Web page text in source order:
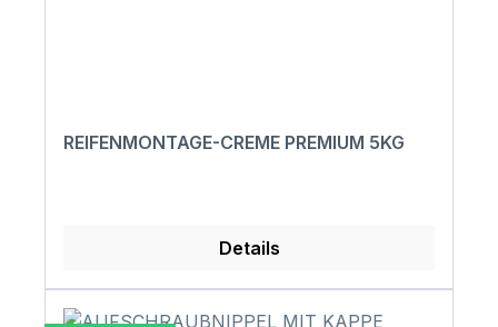
REIFENMONTAGE-CREME PREMIUM 5KG
Details